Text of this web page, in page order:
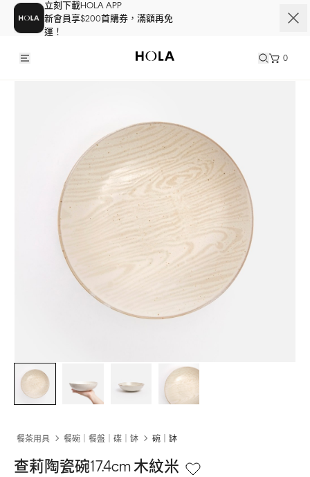
立刻下載HOLA APP
新會員享$200首購券，滿額再免
運！
0
餐茶用具 餐碗｜餐盤｜碟｜缽 碗｜缽
查莉陶瓷碗17.4cm 木紋米